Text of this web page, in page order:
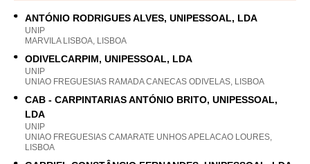
ANTÓNIO RODRIGUES ALVES, UNIPESSOAL, LDA
UNIP
MARVILA LISBOA, LISBOA
ODIVELCARPIM, UNIPESSOAL, LDA
UNIP
UNIAO FREGUESIAS RAMADA CANECAS ODIVELAS, LISBOA
CAB - CARPINTARIAS ANTÓNIO BRITO, UNIPESSOAL,
LDA
UNIP
UNIAO FREGUESIAS CAMARATE UNHOS APELACAO LOURES,
LISBOA